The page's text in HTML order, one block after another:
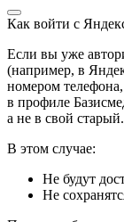
Как войти с
Если вы уже
(например, в
номером
в профиле
а не в свой старый.
В этом случае:
Не будут
Не